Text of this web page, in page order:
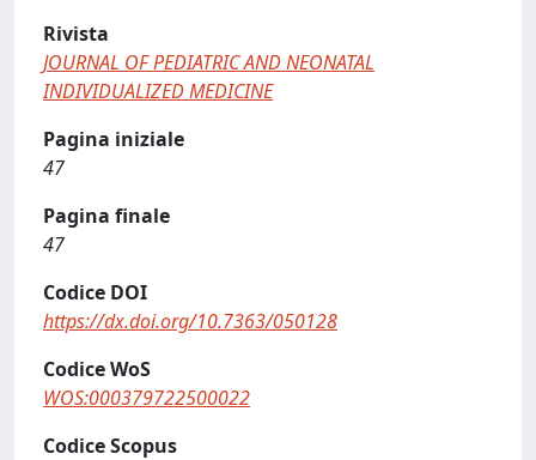
Rivista
JOURNAL OF PEDIATRIC AND NEONATAL
INDIVIDUALIZED MEDICINE
Pagina iniziale
47
Pagina finale
47
Codice DOI
https://dx.doi.org/10.7363/050128
Codice WoS
WOS:000379722500022
Codice Scopus